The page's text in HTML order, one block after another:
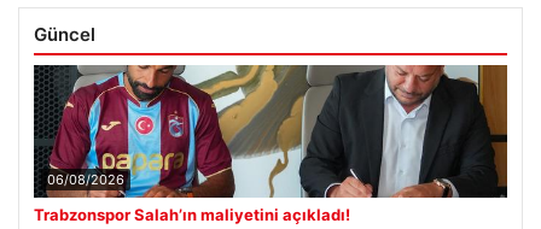
Güncel
06/08/2026
Trabzonspor Salah’ın maliyetini açıkladı!